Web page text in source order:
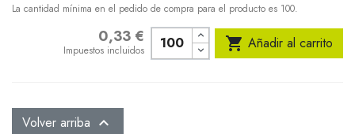
La cantidad mínima en el pedido de compra para el producto es 100.
0,33 €
Impuestos incluidos  Añadir al carrito
Volver arriba 